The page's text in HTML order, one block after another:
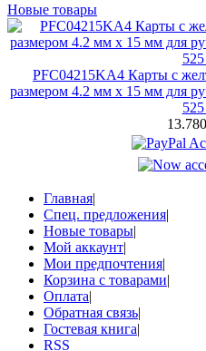
Новые товары
PFC04215KA4 Карты с
размером 4.2 мм x 15 мм для
Главная|
Спец. предложения|
Новые товары|
Мой аккаунт|
Мои предпочтения|
Корзина с товарами|
Оплата|
Обратная связь|
Гостевая книга|
RSS